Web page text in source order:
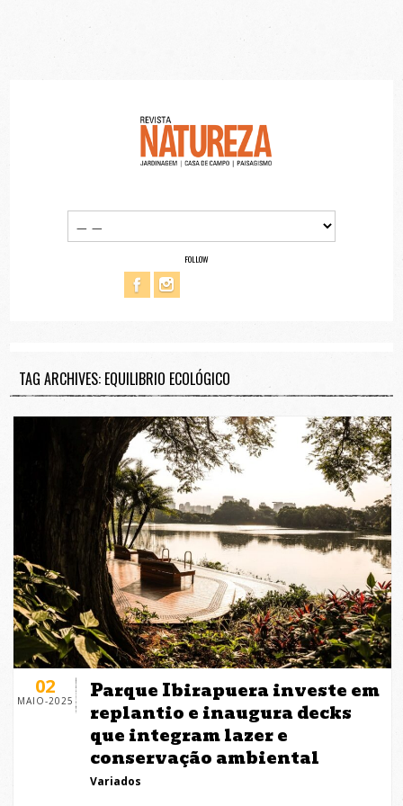
FOLLOW
TAG ARCHIVES: EQUILIBRIO ECOLÓGICO
02
MAIO-2025
Parque Ibirapuera investe em
replantio e inaugura decks
que integram lazer e
conservação ambiental
Variados